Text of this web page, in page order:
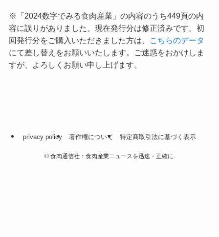
※「2024数字でみる食肉産業」の内容のうち449頁の内
容に誤りがありました。現在発行分は修正済みです。初
回発行分をご購入いただきました方は、
こちらのデータ
にて差し替えをお願いいたします。ご迷惑をおかけしま
すが、よろしくお願い申し上げます。
privacy policy 著作権について 特定商取引法に基づく表示
©食肉通信社：食肉産業ニュースを迅速・正確に.